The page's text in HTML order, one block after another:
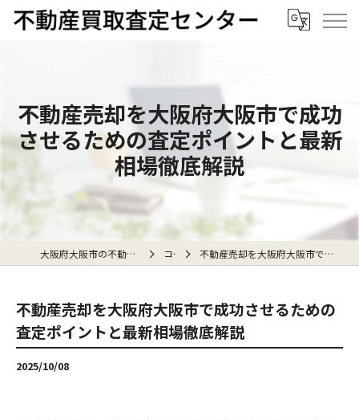
不動産売却を大阪府大阪市で成功
させるための査定ポイントと最新
相場徹底解説
大阪府大阪市の不動産売却なら不動産買取査定センター コラム 不動産売却を大阪府大阪市で成功させるための査定ポイントと最新相場徹底解説
不動産売却を大阪府大阪市で成功させるための
査定ポイントと最新相場徹底解説
2025/10/08